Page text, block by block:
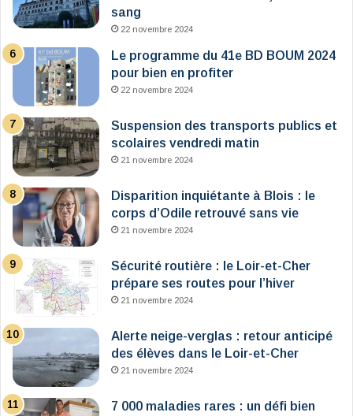
sang
22 novembre 2024
Le programme du 41e BD BOUM 2024
pour bien en profiter
22 novembre 2024
Suspension des transports publics et
scolaires vendredi matin
21 novembre 2024
Disparition inquiétante à Blois : le
corps d’Odile retrouvé sans vie
21 novembre 2024
Sécurité routière : le Loir-et-Cher
prépare ses routes pour l’hiver
21 novembre 2024
Alerte neige-verglas : retour anticipé
des élèves dans le Loir-et-Cher
21 novembre 2024
7 000 maladies rares : un défi bien